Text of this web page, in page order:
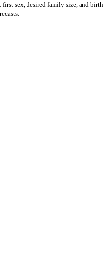
sex, desired family size, and birth